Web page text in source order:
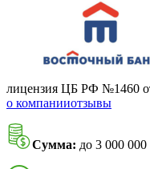
лицензия ЦБ РФ №1460
о компанииотзывы
Сумма: до 3 000 000